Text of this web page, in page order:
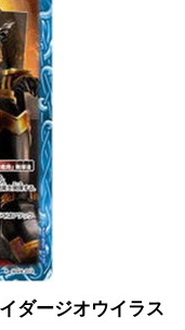
ダージオウイラス